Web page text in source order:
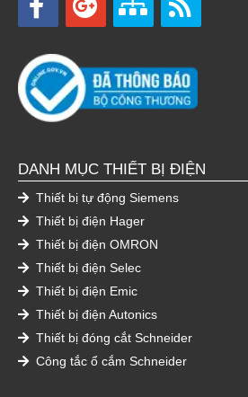
DANH MỤC THIẾT BỊ ĐIỆN
Thiết bị tự động Siemens
Thiết bị điện Hager
Thiết bị điện OMRON
Thiết bị điện Selec
Thiết bị điện Emic
Thiết bị điện Autonics
Thiết bị đóng cắt Schneider
Công tắc ổ cắm Schneider